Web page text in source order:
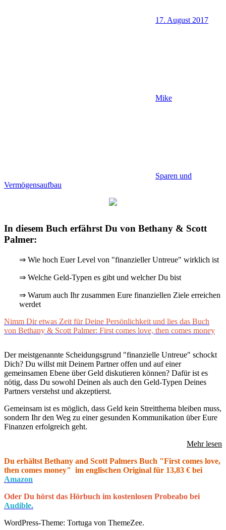
17. August 2017
Mike
Sparen und
Vermögensaufbau
In diesem Buch erfährst Du von Bethany & Scott
Palmer:
⇒ Wie hoch Euer Level von "finanzieller Untreue" wirklich ist
⇒ Welche Geld-Typen es gibt und welcher Du bist
⇒ Warum auch Ihr zusammen Eure finanziellen Ziele erreichen
werdet
Nimm Dir etwas Zeit für Deine Persönlichkeit und lies das Buch
von Bethany & Scott Palmer: First comes love, then comes money
Der meistgenannte Scheidungsgrund "finanzielle Untreue" schockt
Dich? Du willst mit Deinem Partner offen und auf einer
gemeinsamen Ebene über Geld diskutieren können? Dafür ist es
nötig, dass Du sowohl Deinen als auch den Geld-Typen Deines
Partners verstehst und akzeptierst.
Gemeinsam ist es möglich, dass Geld kein Streitthema bleiben muss,
sondern Ihr den Weg zu einer gesunden Kommunikation über Eure
Finanzen erfolgreich geht.
Mehr lesen
Du erhältst Bethany and Scott Palmers Buch "First comes love,
then comes money" im englischen Original für 13,83 € bei
Amazon
Oder Du hörst das Hörbuch im kostenlosen Probeabo bei
Audible.
WordPress-Theme: Tortuga von ThemeZee.